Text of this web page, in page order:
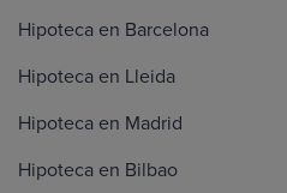
Hipoteca en Barcelona
Hipoteca en Lleida
Hipoteca en Madrid
Hipoteca en Bilbao